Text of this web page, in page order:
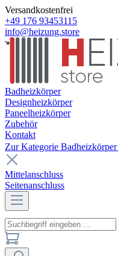
Versandkostenfrei
+49 176 93453115
info@heizung.store
Badheizkörper
Designheizkörper
Paneelheizkörper
Zubehör
Kontakt
Zur Kategorie Badheizkörper
Mittelanschluss
Seitenanschluss